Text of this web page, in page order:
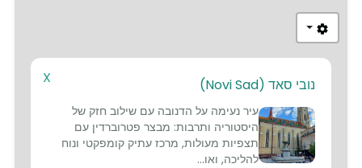
2
X נובי סאד (Novi Sad)
עיר נעימה על הדנובה עם שילוב חזק של
היסטוריה ותרבות: מבצר פטרוברדין עם
תצפיות מעולות, מרכז עתיק קומפקטי ונוח
להליכה, ואו...